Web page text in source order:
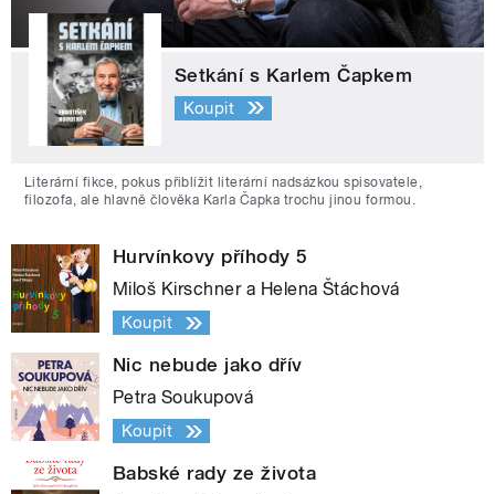
Setkání s Karlem Čapkem
Koupit
Literární fikce, pokus přiblížit literární nadsázkou spisovatele,
filozofa, ale hlavně člověka Karla Čapka trochu jinou formou.
Hurvínkovy příhody 5
Miloš Kirschner a Helena Štáchová
Koupit
Nic nebude jako dřív
Petra Soukupová
Koupit
Babské rady ze života